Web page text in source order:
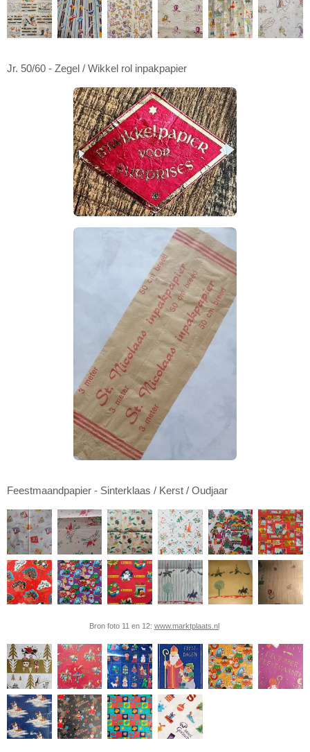
Jr. 50/60 - Zegel / Wikkel rol inpakpapier
Feestmaandpapier - Sinterklaas / Kerst / Oudjaar
Bron foto 11 en 12: www.marktplaats.nl